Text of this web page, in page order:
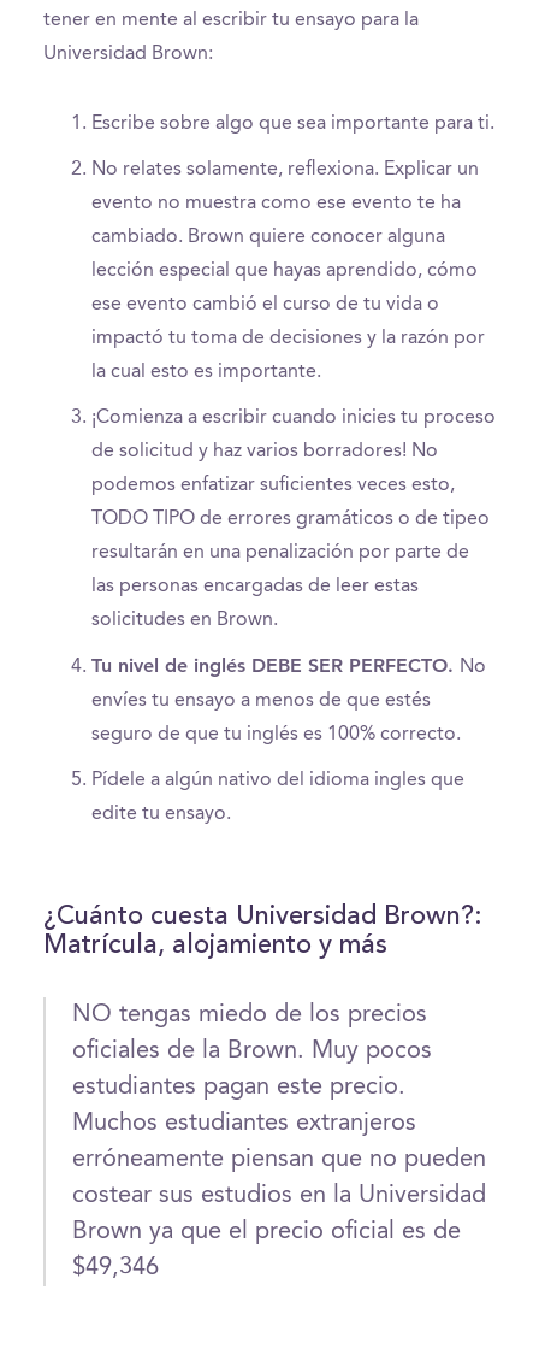
tener en mente al escribir tu ensayo para la
Universidad Brown:
Escribe sobre algo que sea importante para ti.
No relates solamente, reflexiona. Explicar un
evento no muestra como ese evento te ha
cambiado. Brown quiere conocer alguna
lección especial que hayas aprendido, cómo
ese evento cambió el curso de tu vida o
impactó tu toma de decisiones y la razón por
la cual esto es importante.
¡Comienza a escribir cuando inicies tu proceso
de solicitud y haz varios borradores! No
podemos enfatizar suficientes veces esto,
TODO TIPO de errores gramáticos o de tipeo
resultarán en una penalización por parte de
las personas encargadas de leer estas
solicitudes en Brown.
Tu nivel de inglés DEBE SER PERFECTO. No
envíes tu ensayo a menos de que estés
seguro de que tu inglés es 100% correcto.
Pídele a algún nativo del idioma ingles que
edite tu ensayo.
¿Cuánto cuesta Universidad Brown?:
Matrícula, alojamiento y más
NO tengas miedo de los precios
oficiales de la Brown. Muy pocos
estudiantes pagan este precio.
Muchos estudiantes extranjeros
erróneamente piensan que no pueden
costear sus estudios en la Universidad
Brown ya que el precio oficial es de
$49,346